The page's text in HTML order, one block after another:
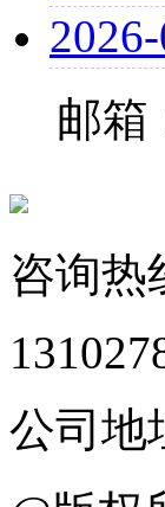
邮箱
咨询热
公司地